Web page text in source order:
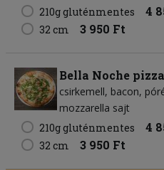
210g gluténmentes
4
32 cm 3 950 Ft
Bella Noche pizza
csirkemell bacon
mozzarella sajt
210g gluténmentes
4
32 cm 3 950 Ft